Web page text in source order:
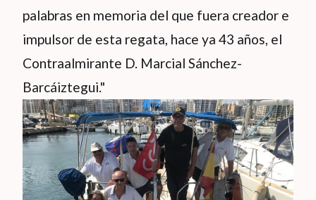
palabras en memoria del que fuera creador e
impulsor de esta regata, hace ya 43 años, el
Contraalmirante D. Marcial Sánchez-
Barcáiztegui."